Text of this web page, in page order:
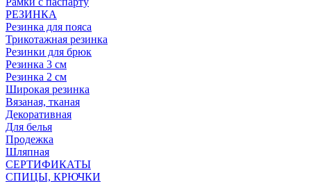
РЕЗИНКА
Резинка для пояса
Трикотажная резинка
Резинки для брюк
Резинка 3 см
Резинка 2 см
Широкая резинка
Вязаная, тканая
Декоративная
Для белья
Продежка
Шляпная
СЕРТИФИКАТЫ
СПИЦЫ, КРЮЧКИ